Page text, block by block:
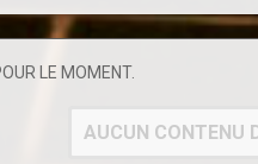
LE MOMENT.
AUCUN CONTENU